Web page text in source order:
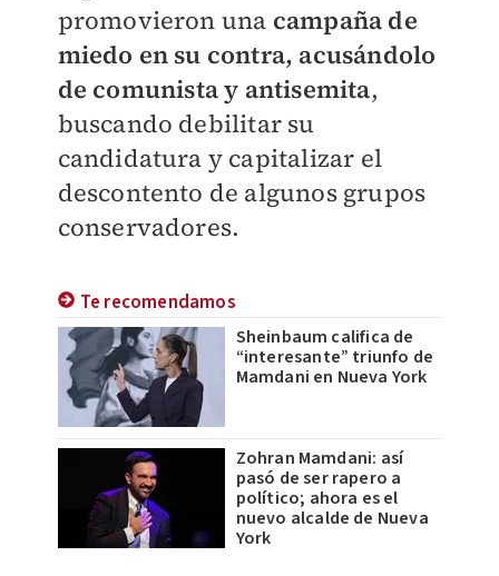
promovieron una campaña de
miedo en su contra, acusándolo
de comunista y antisemita,
buscando debilitar su
candidatura y capitalizar el
descontento de algunos grupos
conservadores.
Te recomendamos
Sheinbaum califica de
“interesante” triunfo de
Mamdani en Nueva York
Zohran Mamdani: así
pasó de ser rapero a
político; ahora es el
nuevo alcalde de Nueva
York